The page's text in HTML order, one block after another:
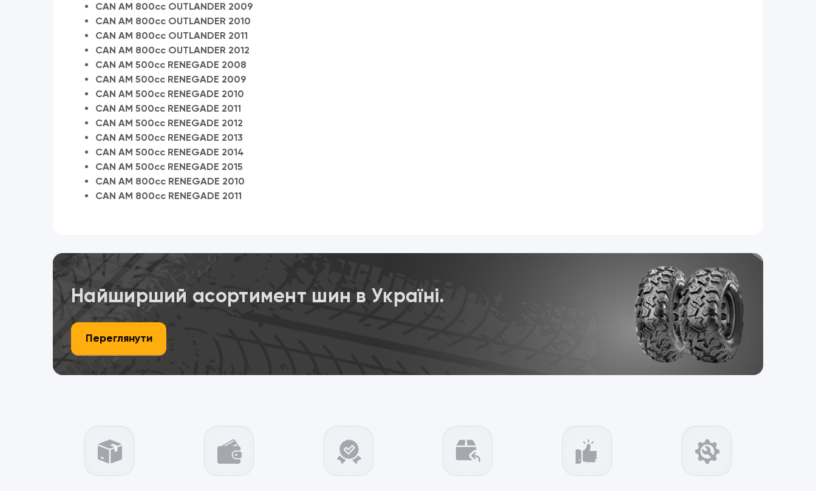
CAN AM 800cc OUTLANDER 2009
CAN AM 800cc OUTLANDER 2010
CAN AM 800cc OUTLANDER 2011
CAN AM 800cc OUTLANDER 2012
CAN AM 500cc RENEGADE 2008
CAN AM 500cc RENEGADE 2009
CAN AM 500cc RENEGADE 2010
CAN AM 500cc RENEGADE 2011
CAN AM 500cc RENEGADE 2012
CAN AM 500cc RENEGADE 2013
CAN AM 500cc RENEGADE 2014
CAN AM 500cc RENEGADE 2015
CAN AM 800cc RENEGADE 2010
CAN AM 800cc RENEGADE 2011
Найширший асортимент шин в Україні.
Переглянути